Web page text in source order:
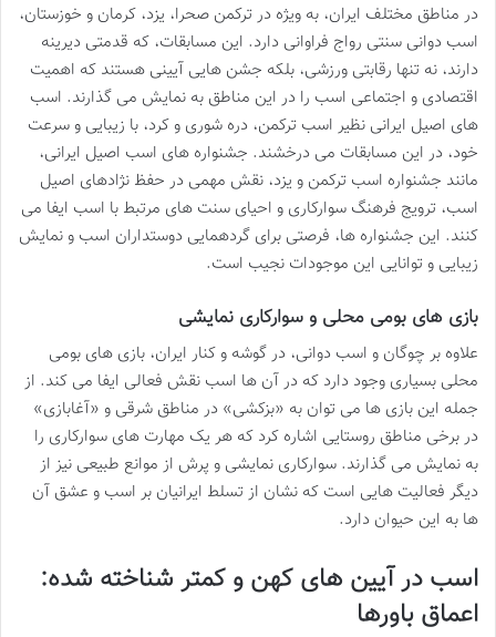
در مناطق مختلف ایران، به ویژه در ترکمن صحرا، یزد، کرمان و خوزستان،
اسب دوانی سنتی رواج فراوانی دارد. این مسابقات، که قدمتی دیرینه
دارند، نه تنها رقابتی ورزشی، بلکه جشن هایی آیینی هستند که اهمیت
اقتصادی و اجتماعی اسب را در این مناطق به نمایش می گذارند. اسب
های اصیل ایرانی نظیر اسب ترکمن، دره شوری و کرد، با زیبایی و سرعت
خود، در این مسابقات می درخشند. جشنواره های اسب اصیل ایرانی،
مانند جشنواره اسب ترکمن و یزد، نقش مهمی در حفظ نژادهای اصیل
اسب، ترویج فرهنگ سوارکاری و احیای سنت های مرتبط با اسب ایفا می
کنند. این جشنواره ها، فرصتی برای گردهمایی دوستداران اسب و نمایش
زیبایی و توانایی این موجودات نجیب است.
بازی های بومی محلی و سوارکاری نمایشی
علاوه بر چوگان و اسب دوانی، در گوشه و کنار ایران، بازی های بومی
محلی بسیاری وجود دارد که در آن ها اسب نقش فعالی ایفا می کند. از
جمله این بازی ها می توان به «بزکشی» در مناطق شرقی و «آغابازی»
در برخی مناطق روستایی اشاره کرد که هر یک مهارت های سوارکاری را
به نمایش می گذارند. سوارکاری نمایشی و پرش از موانع طبیعی نیز از
دیگر فعالیت هایی است که نشان از تسلط ایرانیان بر اسب و عشق آن
ها به این حیوان دارد.
اسب در آیین های کهن و کمتر شناخته شده:
اعماق باورها